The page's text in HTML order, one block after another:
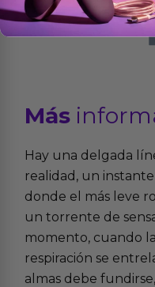
Más
Hay una delgada
realidad, un
donde el más leve
un torrente de
momento, cuando
respiración se
almas debe